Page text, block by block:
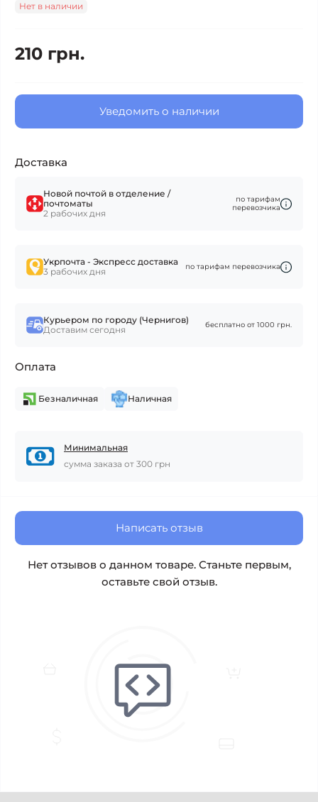
Нет в наличии
210 грн.
Уведомить о наличии
Доставка
Новой почтой в отделение /
почтоматы
2 рабочих дня
по тарифам
перевозчика
Укрпочта - Экспресс доставка
3 рабочих дня
по тарифам перевозчика
Курьером по городу (Чернигов)
Доставим сегодня
бесплатно от 1000 грн.
Оплата
Безналичная Наличная
Минимальная
сумма заказа от 300 грн
Написать отзыв
Нет отзывов о данном товаре. Станьте первым,
оставьте свой отзыв.